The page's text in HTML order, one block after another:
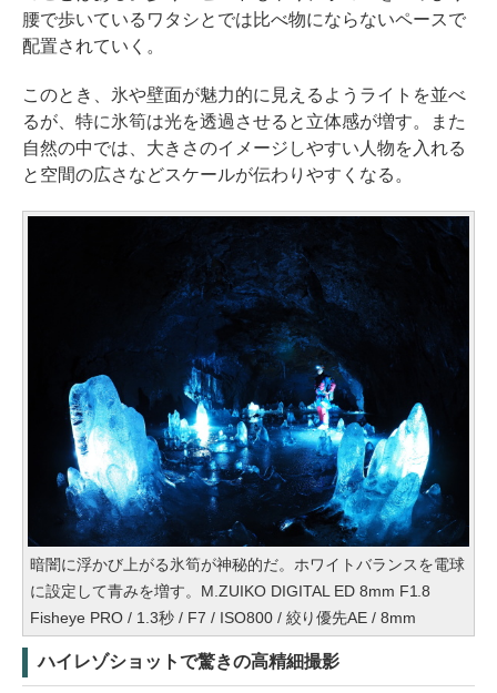
腰で歩いているワタシとでは比べ物にならないペースで
配置されていく。
このとき、氷や壁面が魅力的に見えるようライトを並べ
るが、特に氷筍は光を透過させると立体感が増す。また
自然の中では、大きさのイメージしやすい人物を入れる
と空間の広さなどスケールが伝わりやすくなる。
暗闇に浮かび上がる氷筍が神秘的だ。ホワイトバランスを電球
に設定して青みを増す。M.ZUIKO DIGITAL ED 8mm F1.8
Fisheye PRO / 1.3秒 / F7 / ISO800 / 絞り優先AE / 8mm
ハイレゾショットで驚きの高精細撮影